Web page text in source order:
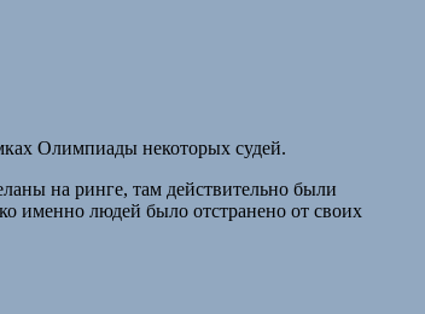
Олимпиады некоторых судей.
на ринге, там действительно были
именно людей было отстранено от своих